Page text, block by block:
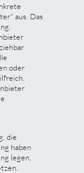
aus. Das
oder
die
haben
legen,